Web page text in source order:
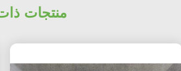
منتجات